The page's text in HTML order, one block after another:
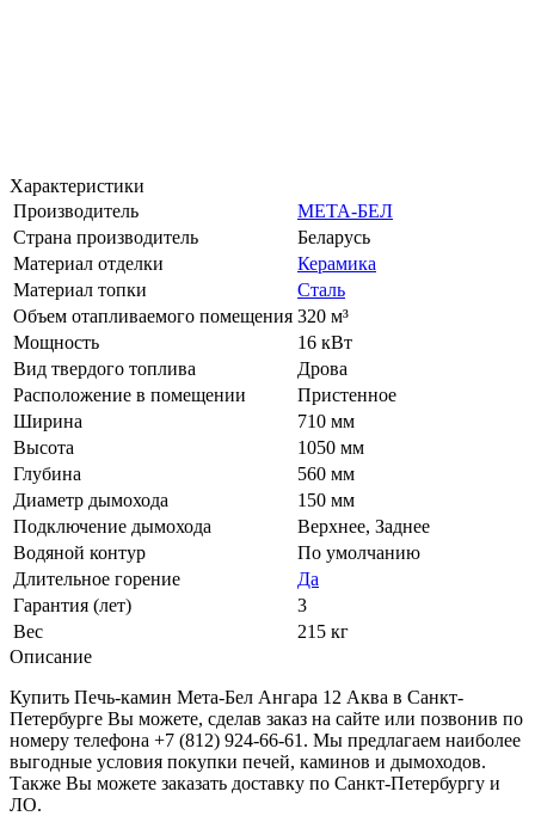
Характеристики
Производитель
МЕТА-БЕЛ
Страна производитель
Беларусь
Материал отделки
Керамика
Материал топки
Сталь
Объем отапливаемого помещения 320 м³
Мощность
16 кВт
Вид твердого топлива
Дрова
Расположение в помещении
Пристенное
Ширина
710 мм
Высота
1050 мм
Глубина
560 мм
Диаметр дымохода
150 мм
Подключение дымохода
Верхнее, Заднее
Водяной контур
По умолчанию
Длительное горение
Да
Гарантия (лет)
3
Вес
215 кг
Описание
Купить Печь-камин Мета-Бел Ангара 12 Аква в Санкт-
Петербурге Вы можете, сделав заказ на сайте или позвонив по
номеру телефона +7 (812) 924-66-61. Мы предлагаем наиболее
выгодные условия покупки печей, каминов и дымоходов.
Также Вы можете заказать доставку по Санкт-Петербургу и
ЛО.